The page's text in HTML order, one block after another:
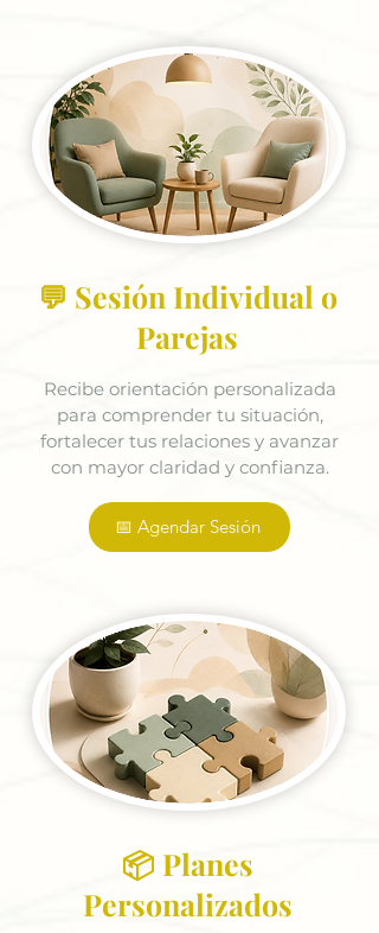
💬 Sesión Individual o
Parejas
Recibe orientación personalizada
para comprender tu situación,
fortalecer tus relaciones y avanzar
con mayor claridad y confianza.
📅 Agendar Sesión
📦 Planes
Personalizados